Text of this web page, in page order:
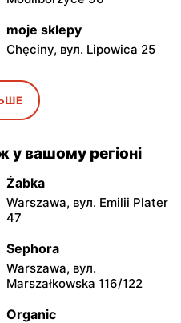
moje sklepy
Chęciny, вул. Lipowica 25
moje sklepy
Bogoria, вул. Rynek 30
Grębów, вул. Wydrza 180
moje sklepy
Jeżowe, вул. Zalesie 77
moje sklepy
Kamień, вул. Błonie 23
moje sklepy
у вашому регіоні
Żabka
Warszawa, вул. Emilii Plater
47
Sephora
Warszawa, вул.
Marszałkowska 116/122
Organic